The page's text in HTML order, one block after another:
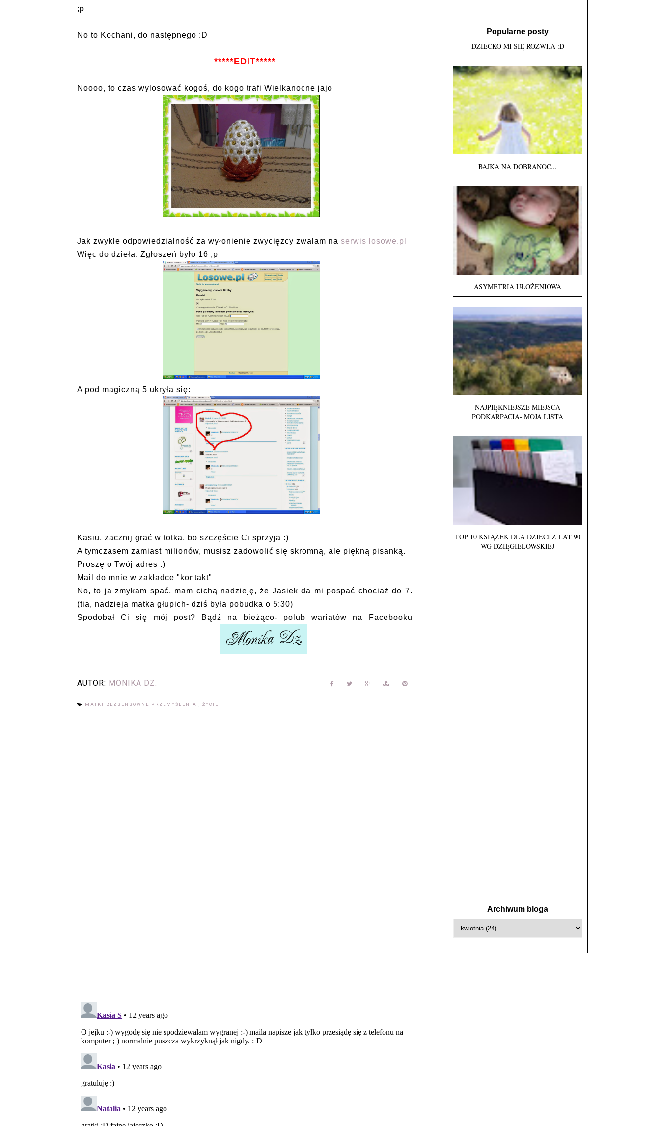
;p
No to Kochani, do następnego :D
*****EDIT*****
Noooo, to czas wylosować kogoś, do kogo trafi Wielkanocne jajo
Jak zwykle odpowiedzialność za wyłonienie zwycięzcy zwalam na serwis losowe.pl
Więc do dzieła. Zgłoszeń było 16 ;p
A pod magiczną 5 ukryła się:
Kasiu, zacznij grać w totka, bo szczęście Ci sprzyja :)
A tymczasem zamiast milionów, musisz zadowolić się skromną, ale piękną pisanką.
Proszę o Twój adres :)
Mail do mnie w zakładce "kontakt"
No, to ja zmykam spać, mam cichą nadzieję, że Jasiek da mi pospać chociaż do 7.
(tia, nadzieja matka głupich- dziś była pobudka o 5:30)
Spodobał Ci się mój post? Bądź na bieżąco- polub wariatów na Facebooku
AUTOR: MONIKA DZ.
MATKI BEZSENSOWNE PRZEMYŚLENIA , ŻYCIE
Popularne posty
DZIECKO MI SIĘ ROZWIJA :D
BAJKA NA DOBRANOC...
ASYMETRIA UŁOŻENIOWA
NAJPIĘKNIEJSZE MIEJSCA
PODKARPACIA- MOJA LISTA
TOP 10 KSIĄŻEK DLA DZIECI Z LAT 90
WG DZIĘGIELOWSKIEJ
Archiwum bloga